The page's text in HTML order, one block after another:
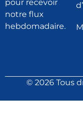
pour recevoir
notre flux
hebdomadaire.
© 2026 Tous